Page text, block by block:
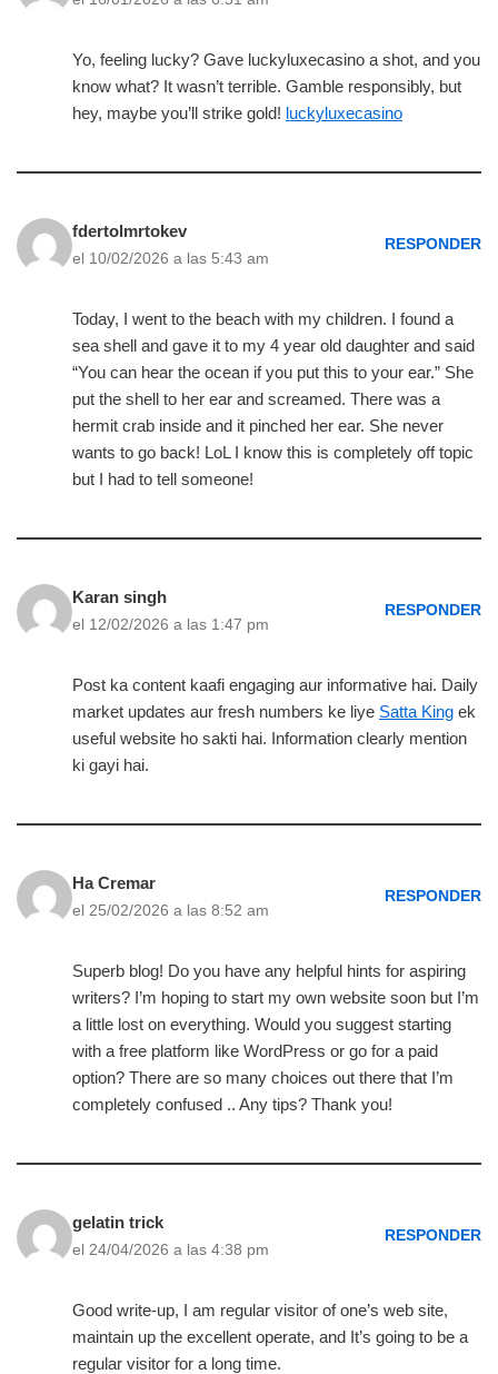
Yo, feeling lucky? Gave luckyluxecasino a shot, and you
know what? It wasn’t terrible. Gamble responsibly, but
hey, maybe you’ll strike gold! luckyluxecasino
fdertolmrtokev
el 10/02/2026 a las 5:43 am
RESPONDER
Today, I went to the beach with my children. I found a
sea shell and gave it to my 4 year old daughter and said
“You can hear the ocean if you put this to your ear.” She
put the shell to her ear and screamed. There was a
hermit crab inside and it pinched her ear. She never
wants to go back! LoL I know this is completely off topic
but I had to tell someone!
Karan singh
el 12/02/2026 a las 1:47 pm
RESPONDER
Post ka content kaafi engaging aur informative hai. Daily
market updates aur fresh numbers ke liye Satta King ek
useful website ho sakti hai. Information clearly mention
ki gayi hai.
Ha Cremar
el 25/02/2026 a las 8:52 am
RESPONDER
Superb blog! Do you have any helpful hints for aspiring
writers? I’m hoping to start my own website soon but I’m
a little lost on everything. Would you suggest starting
with a free platform like WordPress or go for a paid
option? There are so many choices out there that I’m
completely confused .. Any tips? Thank you!
gelatin trick
el 24/04/2026 a las 4:38 pm
RESPONDER
Good write-up, I am regular visitor of one’s web site,
maintain up the excellent operate, and It’s going to be a
regular visitor for a long time.